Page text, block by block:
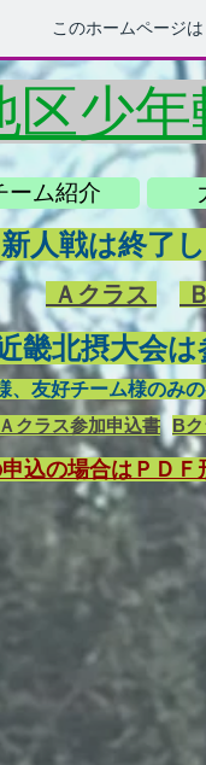
このホームページは
区少
ーム紹介
人戦は終了し
Ａクラス
畿北摂大会
、友好チーム様のみ
Ａクラス参加申込書 B
込の場合はＰＤ